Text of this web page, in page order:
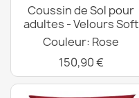
Coussin de Sol pour
adultes - Velours Soft
Couleur: Rose
150,90 €